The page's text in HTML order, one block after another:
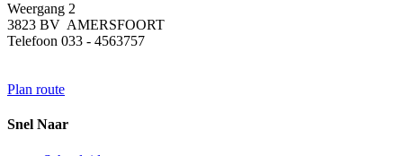
Weergang 2
3823 BV AMERSFOORT
Telefoon 033 - 4563757
Plan route
Snel Naar